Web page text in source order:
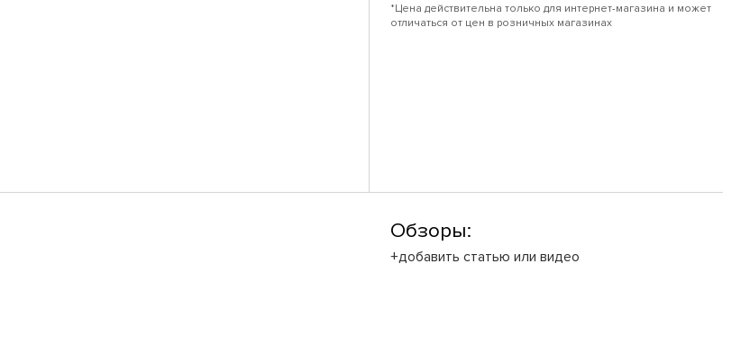
*Цена действительна только для интернет-магазина и может
отличаться от цен в розничных магазинах
Обзоры:
+добавить статью или видео